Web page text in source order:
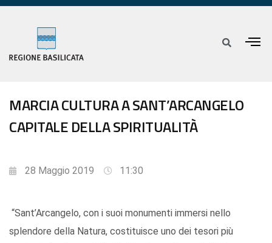
MARCIA CULTURA A SANT’ARCANGELO
CAPITALE DELLA SPIRITUALITÀ
28 Maggio 2019 11:30
“Sant’Arcangelo, con i suoi monumenti immersi nello
splendore della Natura, costituisce uno dei tesori più